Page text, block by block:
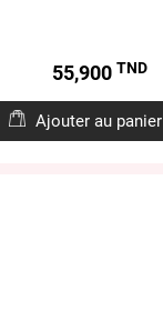
Prix55,900 TND
Ajouter au panier